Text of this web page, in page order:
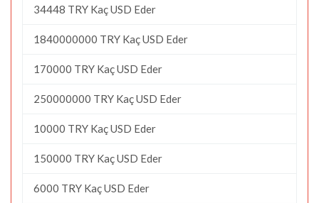
34448 TRY Kaç USD Eder
1840000000 TRY Kaç USD Eder
170000 TRY Kaç USD Eder
250000000 TRY Kaç USD Eder
10000 TRY Kaç USD Eder
150000 TRY Kaç USD Eder
6000 TRY Kaç USD Eder